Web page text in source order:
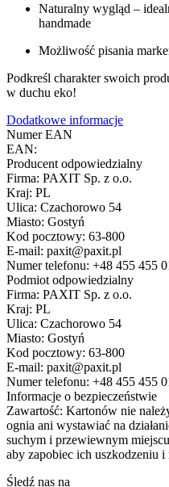
Naturalny wygląd –
handmade
Możliwość pisania
Podkreśl charakter swoich
w duchu eko!
Dodatkowe informacje
Numer EAN
EAN:
Producent odpowiedzialny
Firma: PAXIT Sp. z o.o.
Kraj: PL
Ulica: Czachorowo 54
Miasto: Gostyń
Kod pocztowy: 63-800
E-mail: paxit@paxit.pl
Numer telefonu: +48 455 455
Podmiot odpowiedzialny
Firma: PAXIT Sp. z o.o.
Kraj: PL
Ulica: Czachorowo 54
Miasto: Gostyń
Kod pocztowy: 63-800
E-mail: paxit@paxit.pl
Numer telefonu: +48 455 455
Informacje o bezpieczeństwie
Zawartość: Kartonów nie
ognia ani wystawiać na
suchym i przewiewnym
aby zapobiec ich uszkodzeniu
Śledź nas na